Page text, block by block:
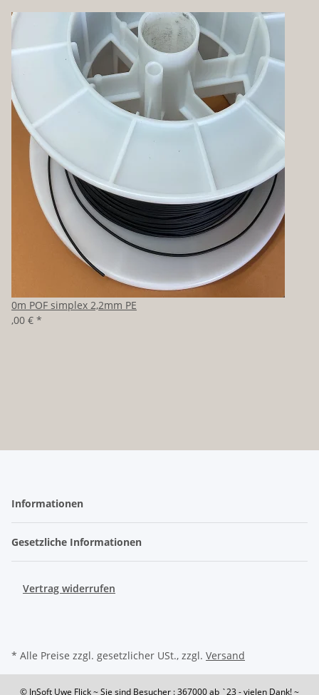
100m POF simplex 2,2mm PE
80,00 € *
Informationen
Gesetzliche Informationen
Vertrag widerrufen
* Alle Preise zzgl. gesetzlicher USt., zzgl. Versand
© InSoft Uwe Flick~ Sie sind Besucher : 367000ab `23 - vielen Dank! ~